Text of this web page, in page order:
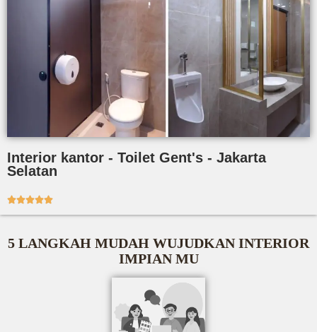
Interior kantor - Toilet Gent's - Jakarta
Selatan

5 LANGKAH MUDAH WUJUDKAN INTERIOR
IMPIAN MU